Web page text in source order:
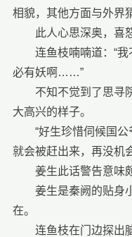
相貌，其他方面与外界
此人心思深奥，喜
连鱼枝喃喃道：“
必有妖啊……”
不知不觉到了思寻
大高兴的样子。
“好生珍惜伺候国
就会被赶出来，再没机
姜生此话警告意味
姜生是秦阙的贴身
在。
连鱼枝在门边探出